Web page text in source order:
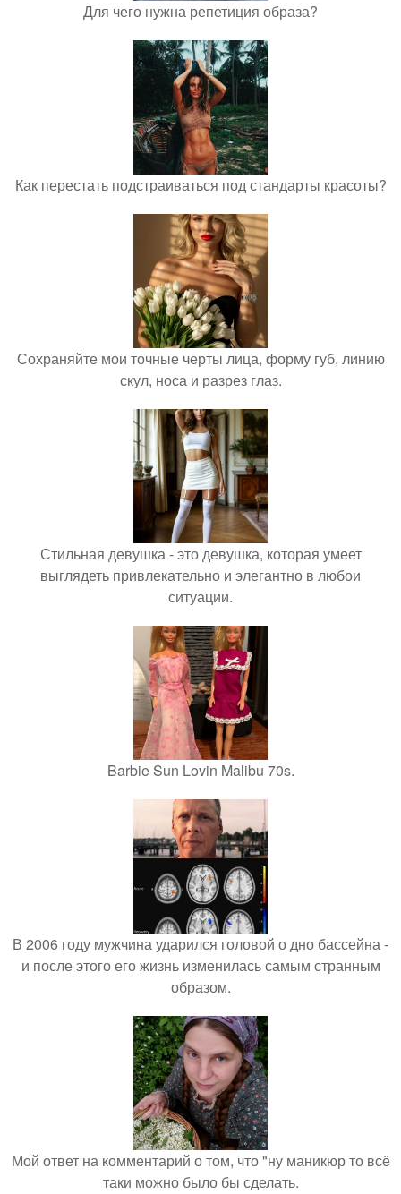
Для чего нужна репетиция образа?
Как перестать подстраиваться под стандарты красоты?
Сохраняйте мои точные черты лица, форму губ, линию
скул, носа и разрез глаз.
Стильная девушка - это девушка, которая умеет
выглядеть привлекательно и элегантно в любои
ситуации.
Barbie Sun Lovin Malibu 70s.
В 2006 году мужчина ударился головой о дно бассейна -
и после этого его жизнь изменилась самым странным
образом.
Мой ответ на комментарий о том, что "ну маникюр то всё
таки можно было бы сделать.